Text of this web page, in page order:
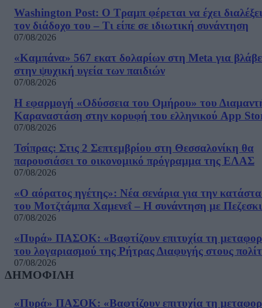
Washington Post: Ο Τραμπ φέρεται να έχει διαλέξει
τον διάδοχο του – Τι είπε σε ιδιωτική συνάντηση
07/08/2026
«Καμπάνα» 567 εκατ δολαρίων στη Meta για
στην ψυχική υγεία των παιδιών
07/08/2026
Η εφαρμογή «Οδύσσεια του Ομήρου» του
Καραναστάση στην κορυφή του ελληνικού App
07/08/2026
Τσίπρας: Στις 2 Σεπτεμβρίου στη Θεσσαλονίκη θα
παρουσιάσει το οικονομικό πρόγραμμα της ΕΛΑΣ
07/08/2026
«Ο αόρατος ηγέτης»: Νέα σενάρια για την
του Μοτζτάμπα Χαμενεΐ – Η συνάντηση με
07/08/2026
«Πυρά» ΠΑΣΟΚ: «Βαφτίζουν επιτυχία τη
του λογαριασμού της Ρήτρας Διαφυγής στους
07/08/2026
ΔΗΜΟΦΙΛΗ
«Πυρά» ΠΑΣΟΚ: «Βαφτίζουν επιτυχία τη